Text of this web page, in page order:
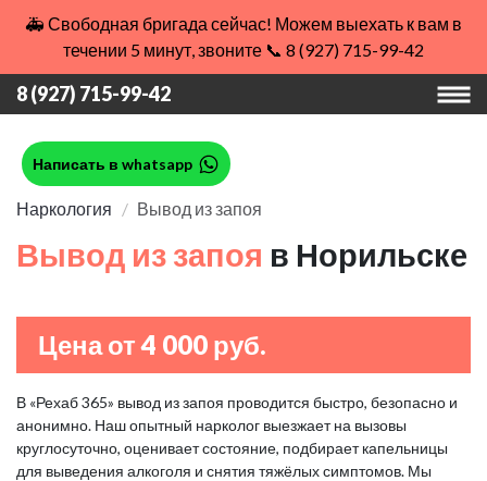
🚑 Свободная бригада сейчас! Можем выехать к вам в
течении 5 минут, звоните 📞 8 (927) 715-99-42
8 (927) 715-99-42
Написать в whatsapp
Наркология Вывод из запоя
Вывод из запоя в Норильске
Цена от 4 000 руб.
В «Рехаб 365» вывод из запоя проводится быстро, безопасно и
анонимно. Наш опытный нарколог выезжает на вызовы
круглосуточно, оценивает состояние, подбирает капельницы
для выведения алкоголя и снятия тяжёлых симптомов. Мы